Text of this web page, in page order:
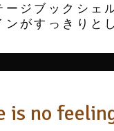
ジブックシェ
がすっきりと
is no